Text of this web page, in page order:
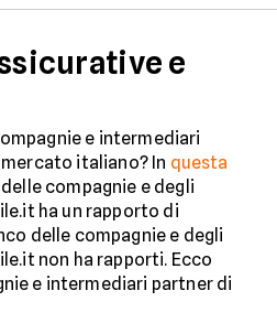
e
e intermediari
italiano? In questa
compagnie e degli
ha un rapporto di
delle compagnie e degli
non ha rapporti. Ecco
e intermediari partner di